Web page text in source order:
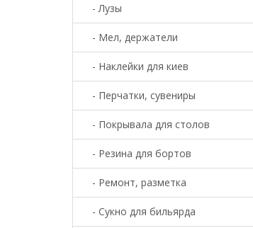
- Лузы
- Мел, держатели
- Наклейки для киев
- Перчатки, сувениры
- Покрывала для столов
- Резина для бортов
- Ремонт, разметка
- Сукно для бильярда